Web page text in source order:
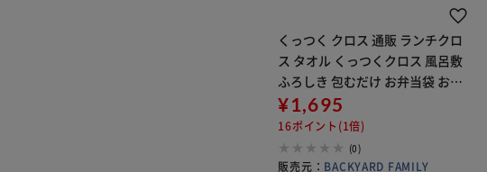
くっつく クロス 通販 ランチクロ
ス タオル くっつくクロス 風呂敷
ふろしき 包むだけ お弁当袋 お弁
当包み バンダナ 包み ハンカチ か
わいい お土産 おみやげ ギフト お
しゃれ 贈り物 可愛い
¥1,695
16ポイント(1倍)
(0)
販売元： BACKYARD FAMILY